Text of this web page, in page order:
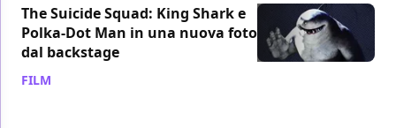
The Suicide Squad: King Shark e
Polka-Dot Man in una nuova foto
dal backstage
FILM